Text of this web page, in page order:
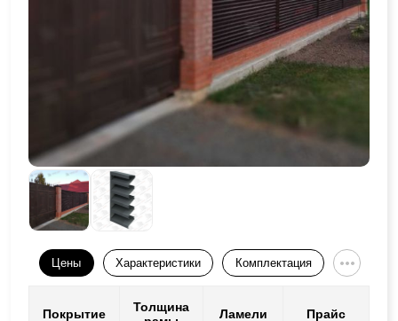
Цены Характеристики Комплектация
Покрытие
Толщина
Ламели Прайс